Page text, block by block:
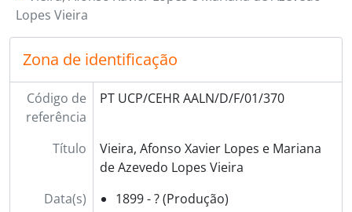
[Subsecção] G - Leituras e escritos sobre assuntos de âmbito sócio-religioso, 1875 - 1961
[Secção] G - Referências, homenagens e condecorações, 1908 - 1962
[Coleção] H - Listas de conjuntos epistolares, [s.d.]
[Subfundo] FL - Acervo documental Prof. José Frederico Laranjo (1846-1910), [1866 - 1909]
Lopes Vieira
Zona de identificação
Código de
referência
PT UCP/CEHR AALN/D/F/01/370
Título
Vieira, Afonso Xavier Lopes e Mariana
de Azevedo Lopes Vieira
Data(s)
1899 - ? (Produção)